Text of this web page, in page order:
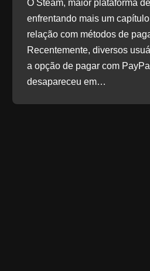
O Steam, maior plataforma
enfrentando mais um
relação com métodos de
Recentemente, diversos
a opção de pagar com
desapareceu em…